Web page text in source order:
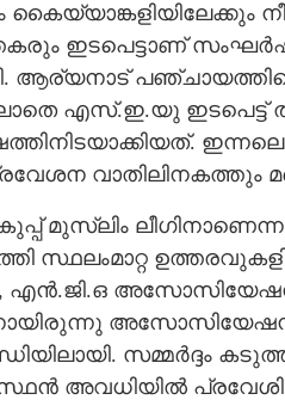
ഇടപെട്ടാണ്
ആര്യനാട്
എസ്.ഇ.യു ഇടപെട്ട്
വാതിലിനകത്തും
മുസ്ലിം
സ്ഥലംമാറ്റ
എൻ.ജി.ഒ അസോസിയേഷൻ
സമ്മർദ്ദം
അവധിയിൽ